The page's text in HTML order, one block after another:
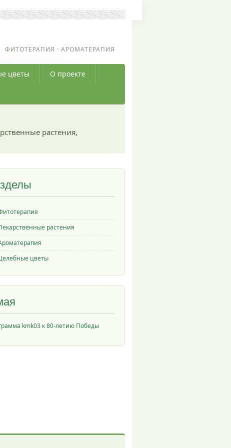
ФИТОТЕРАПИЯ · АРОМАТЕРАПИЯ
цветы О проекте
растения,
растения
цветы
kmk03 к 80-летию Победы